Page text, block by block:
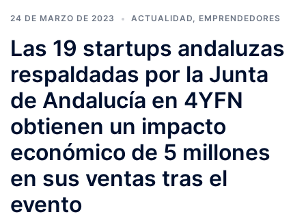
24 DE MARZO DE 2023 ACTUALIDAD, EMPRENDEDORES
Las 19 startups andaluzas
respaldadas por la Junta
de Andalucía en 4YFN
obtienen un impacto
económico de 5 millones
en sus ventas tras el
evento